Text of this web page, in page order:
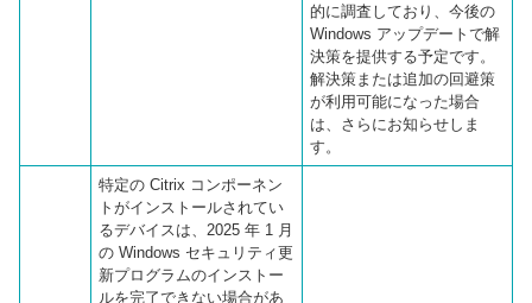
的に調査しており、今後の
Windows アップデートで解
決策を提供する予定です。
解決策または追加の回避策
が利用可能になった場合
は、さらにお知らせしま
す。
特定の Citrix コンポーネン
トがインストールされてい
るデバイスは、2025 年 1 月
の Windows セキュリティ更
新プログラムのインストー
ルを完了できない場合があ